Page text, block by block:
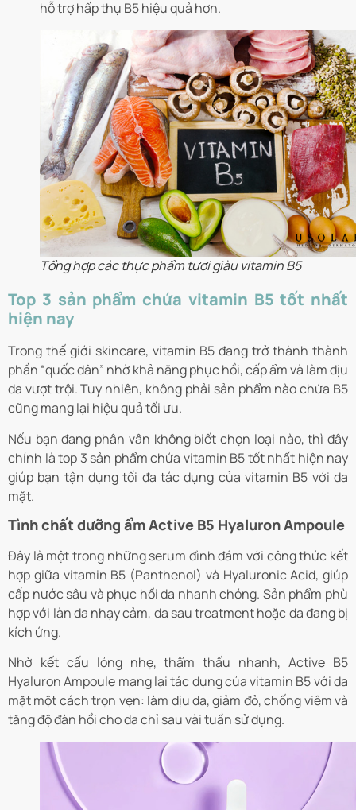
hỗ trợ hấp thụ B5 hiệu quả hơn.
Tổng hợp các thực phẩm tươi giàu vitamin B5
Top 3 sản phẩm chứa vitamin B5 tốt nhất
hiện nay
Trong thế giới skincare, vitamin B5 đang trở thành thành
phần “quốc dân” nhờ khả năng phục hồi, cấp ẩm và làm dịu
da vượt trội. Tuy nhiên, không phải sản phẩm nào chứa B5
cũng mang lại hiệu quả tối ưu.
Nếu bạn đang phân vân không biết chọn loại nào, thì đây
chính là top 3 sản phẩm chứa vitamin B5 tốt nhất hiện nay
giúp bạn tận dụng tối đa tác dụng của vitamin B5 với da
mặt.
Tình chất dưỡng ẩm Active B5 Hyaluron Ampoule
Đây là một trong những serum đình đám với công thức kết
hợp giữa vitamin B5 (Panthenol) và Hyaluronic Acid, giúp
cấp nước sâu và phục hồi da nhanh chóng. Sản phẩm phù
hợp với làn da nhạy cảm, da sau treatment hoặc da đang bị
kích ứng.
Nhờ kết cấu lỏng nhẹ, thẩm thấu nhanh, Active B5
Hyaluron Ampoule mang lại tác dụng của vitamin B5 với da
mặt một cách trọn vẹn: làm dịu da, giảm đỏ, chống viêm và
tăng độ đàn hồi cho da chỉ sau vài tuần sử dụng.